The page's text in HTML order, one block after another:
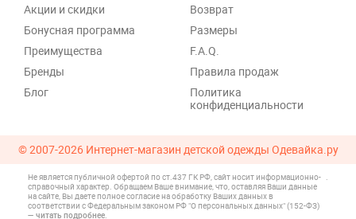
Акции и скидки
Бонусная программа
Преимущества
Бренды
Блог
Возврат
Размеры
F.A.Q.
Правила продаж
Политика
конфиденциальности
© 2007-2026 Интернет-магазин детской одежды Одевайка.ру
Не является публичной офертой по ст.437 ГК РФ, сайт носит информационно-
справочный характер. Обращаем Ваше внимание, что, оставляя Ваши данные
на сайте, Вы даете полное согласие на обработку Ваших данных в
соответствии с Федеральным законом РФ "О персональных данных" (152-ФЗ)
— читать подробнее.
.